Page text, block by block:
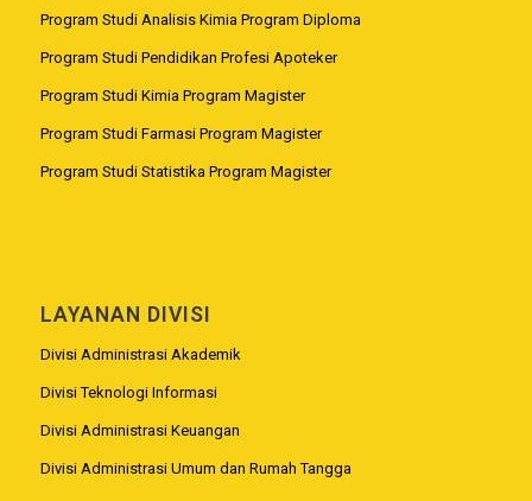
Program Studi Analisis Kimia Program Diploma
Program Studi Pendidikan Profesi Apoteker
Program Studi Kimia Program Magister
Program Studi Farmasi Program Magister
Program Studi Statistika Program Magister
LAYANAN DIVISI
Divisi Administrasi Akademik
Divisi Teknologi Informasi
Divisi Administrasi Keuangan
Divisi Administrasi Umum dan Rumah Tangga